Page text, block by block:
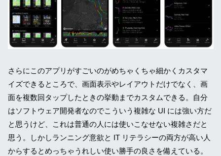
さらにこのアプリがすごいのがめちゃくちゃ細かくカスタマ
イズできるところで、画面表示やレイアウトだけでなく、画
面を複数回タップしたときの挙動までカスタムできる。自分
はソフトウェア開発者なのでこういう複雑な UI には強い方だ
と思うけど、これは普通の人には使いこなせない複雑さだと
思う。しかしランニング意欲と IT リテラシーの両方が高い人
からするとめっちゃうれしい使い勝手の良さを備えている。